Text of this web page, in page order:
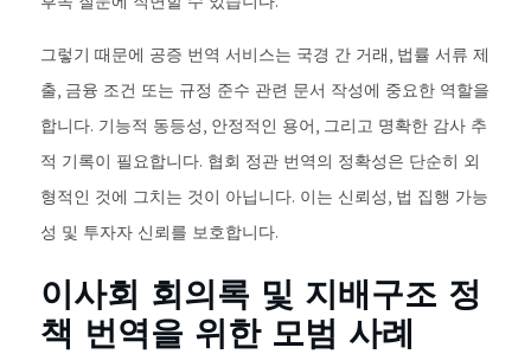
그렇기 때문에 공증 번역 서비스는 국경 간 거래, 법률 서류 제
출, 금융 조건 또는 규정 준수 관련 문서 작성에 중요한 역할을
합니다. 기능적 동등성, 안정적인 용어, 그리고 명확한 감사 추
적 기록이 필요합니다. 협회 정관 번역의 정확성은 단순히 외
형적인 것에 그치는 것이 아닙니다. 이는 신뢰성, 법 집행 가능
성 및 투자자 신뢰를 보호합니다.
이사회 회의록 및 지배구조 정
책 번역을 위한 모범 사례